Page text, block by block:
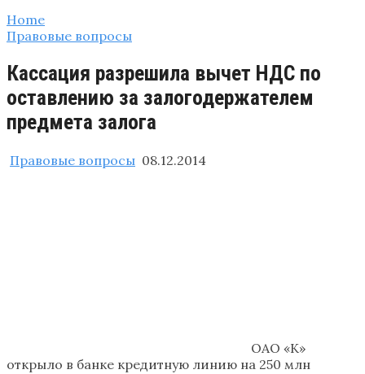
Home
Правовые вопросы
Кассация разрешила вычет НДС по
оставлению за залогодержателем
предмета залога
Правовые вопросы 08.12.2014
ОАО «К»
открыло в банке кредитную линию на 250 млн